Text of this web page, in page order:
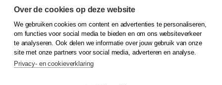
© 2026Koninklijke Boom uitgevers
Klantenservice
Service & informatie
Contact
Over de cookies op deze website
We gebruiken cookies om content en advertenties te personaliseren,
om functies voor social media te bieden en om ons websiteverkeer
te analyseren. Ook delen we informatie over jouw gebruik van onze
site met onze partners voor social media, adverteren en analyse.
Privacy- en cookieverklaring